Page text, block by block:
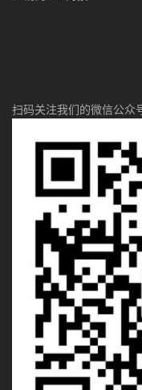
扫码关注我们的微信公众